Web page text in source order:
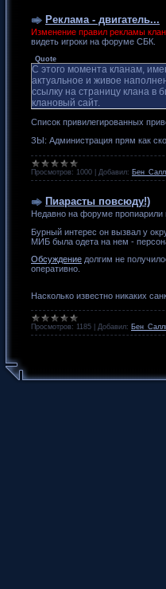
Реклама - двигатель...
Изменение правил рекламы
видеть игроки на форуме СБК.
Quote
С этого момента кланам,
актуальное и живое
ссылку на страницу клана в
клановый сайт.
Список привилегированных
ЗЫ: Администрация прям как
Просмотров: 1000 Добавил:
Пиарасты повсюду!)
Недавно на форуме пропиарили
Бурный интерес он вызвал у
МИБ была одета на нем -
Обсуждение долгим не
оперативно.
Насколько известно никаких
Просмотров: 1185 Добавил: